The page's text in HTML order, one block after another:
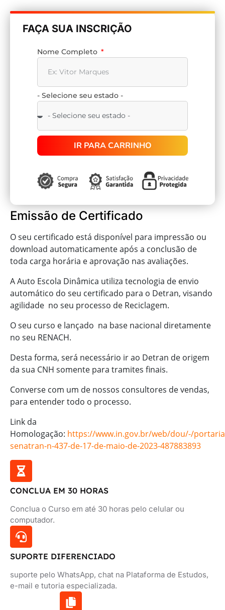
FAÇA SUA INSCRIÇÃO
Nome Completo
- Selecione seu estado -
IR PARA CARRINHO
Emissão de Certificado
O seu certificado está disponível para impressão ou
download automaticamente após a conclusão de
toda carga horária e aprovação nas avaliações.
A Auto Escola Dinâmica utiliza tecnologia de envio
automático do seu certificado para o Detran, visando
agilidade no seu processo de Reciclagem.
O seu curso e lançado na base nacional diretamente
no seu RENACH.
Desta forma, será necessário ir ao Detran de origem
da sua CNH somente para tramites finais.
Converse com um de nossos consultores de vendas,
para entender todo o processo.
Link da
Homologação: https://www.in.gov.br/web/dou/-/
senatran-n-437-de-17-de-maio-de-2023-487883893
CONCLUA EM 30 HORAS
Conclua o Curso em até 30 horas pelo celular ou
computador.
SUPORTE DIFERENCIADO
suporte pelo WhatsApp, chat na Plataforma de Estudos,
e-mail e tutoria especializada.